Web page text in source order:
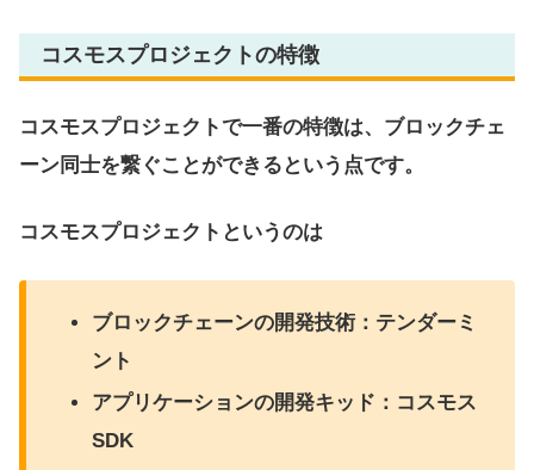
コスモスプロジェクトの特徴
コスモスプロジェクトで一番の特徴は、ブロックチェ
ーン同士を繋ぐことができるという点です。
コスモスプロジェクトというのは
ブロックチェーンの開発技術：テンダーミ
ント
アプリケーションの開発キッド：コスモス
SDK